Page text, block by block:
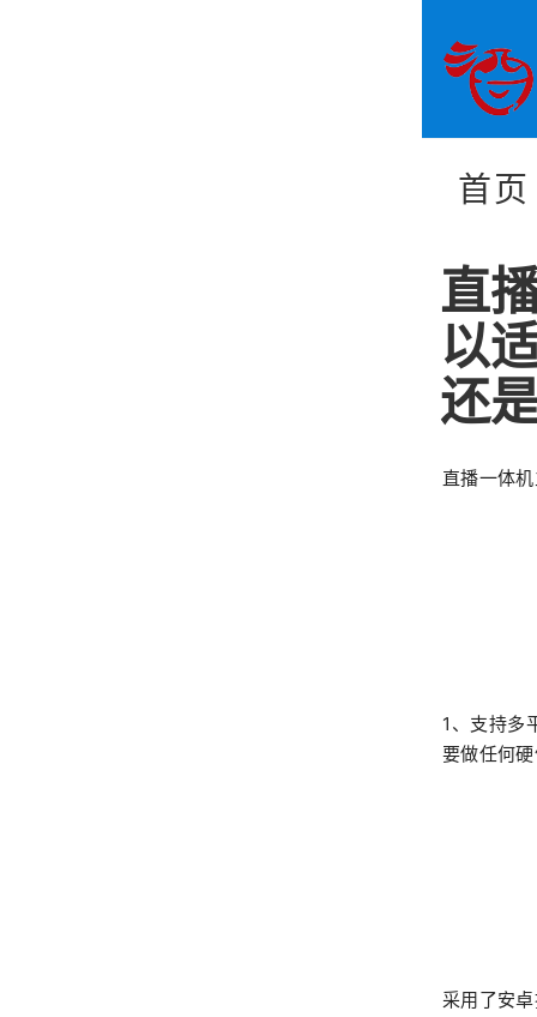
首页
直
以
还
直播一体
1、支持多
要做任何
采用了安